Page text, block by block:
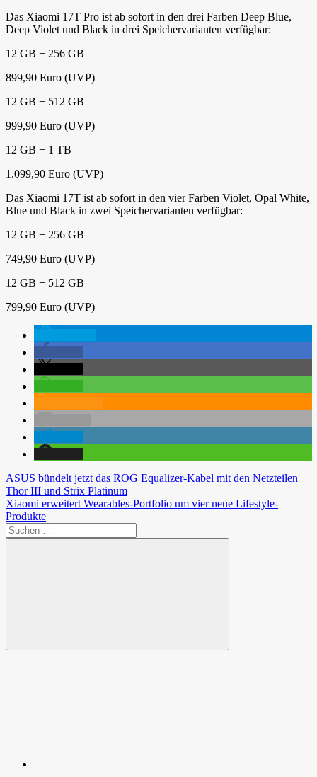
Das Xiaomi 17T Pro ist ab sofort in den drei Farben Deep Blue,
Deep Violet und Black in drei Speichervarianten verfügbar:
12 GB + 256 GB
899,90 Euro (UVP)
12 GB + 512 GB
999,90 Euro (UVP)
12 GB + 1 TB
1.099,90 Euro (UVP)
Das Xiaomi 17T ist ab sofort in den vier Farben Violet, Opal White,
Blue und Black in zwei Speichervarianten verfügbar:
12 GB + 256 GB
749,90 Euro (UVP)
12 GB + 512 GB
799,90 Euro (UVP)
Beitragsnavigation
Vorheriger
Beitrag:
ASUS bündelt jetzt das ROG Equalizer-Kabel mit den Netzteilen
Thor III und Strix Platinum
Nächster
Beitrag:
Xiaomi erweitert Wearables-Portfolio um vier neue Lifestyle-
Produkte
Suchen
nach:
Suchen